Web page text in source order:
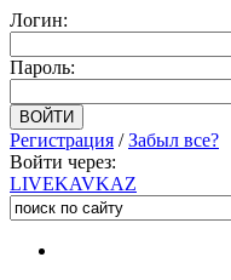
Логин:
Пароль:
Регистрация /Забыл все?
Войти через:
LIVEKAVKAZ